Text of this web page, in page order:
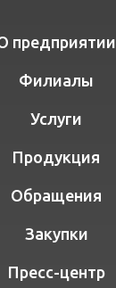
предприятии
Филиалы
Услуги
Продукция
Обращения
Закупки
Пресс-центр